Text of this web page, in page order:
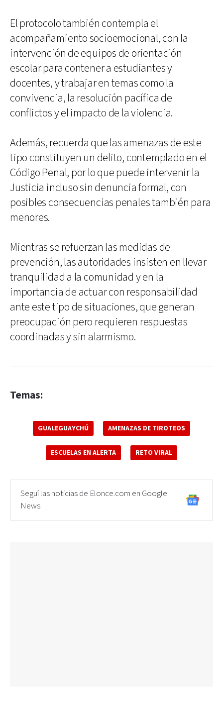
El protocolo también contempla el
acompañamiento socioemocional, con la
intervención de equipos de orientación
escolar para contener a estudiantes y
docentes, y trabajar en temas como la
convivencia, la resolución pacífica de
conflictos y el impacto de la violencia.
Además, recuerda que las amenazas de este
tipo constituyen un delito, contemplado en el
Código Penal, por lo que puede intervenir la
Justicia incluso sin denuncia formal, con
posibles consecuencias penales también para
menores.
Mientras se refuerzan las medidas de
prevención, las autoridades insisten en llevar
tranquilidad a la comunidad y en la
importancia de actuar con responsabilidad
ante este tipo de situaciones, que generan
preocupación pero requieren respuestas
coordinadas y sin alarmismo.
Temas:
GUALEGUAYCHÚ AMENAZAS DE TIROTEOS
ESCUELAS EN ALERTA RETO VIRAL
Seguí las noticias de Elonce.com en Google
News